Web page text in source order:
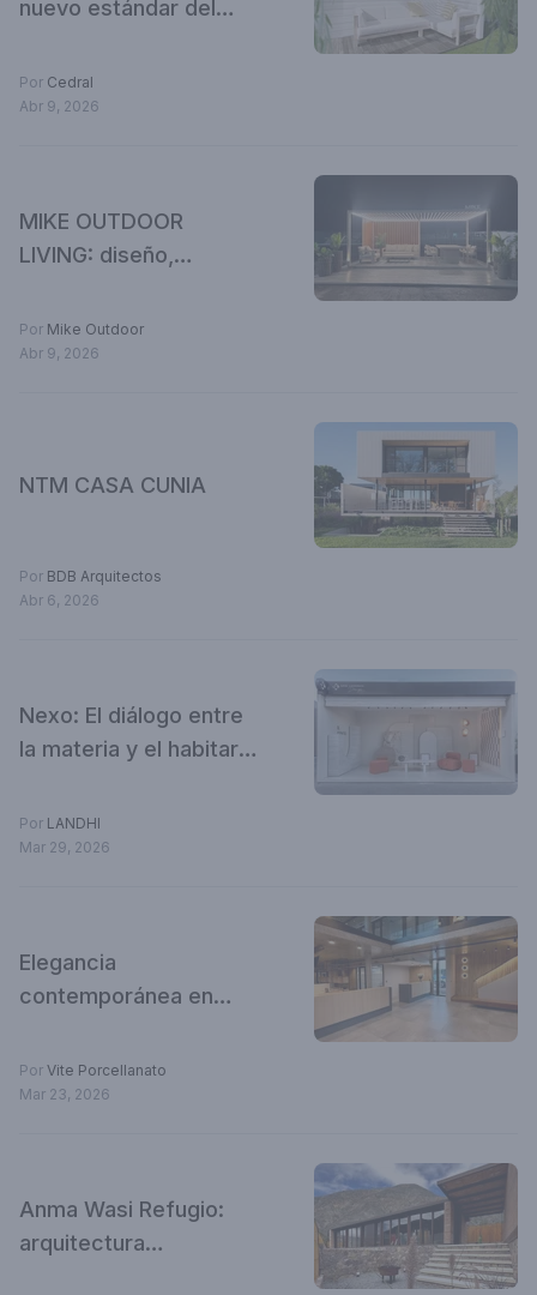
nuevo estándar del
Cedral
Por Cedral
Abr 9, 2026
MIKE OUTDOOR
LIVING: diseño,
en las grandes expos
del momento
Por Mike Outdoor
Abr 9, 2026
NTM CASA CUNIA
Por BDB Arquitectos
Abr 6, 2026
Nexo: El diálogo entre
la materia y el habitar
Por LANDHI
Mar 29, 2026
Elegancia
contemporánea en
Por Vite Porcellanato
Mar 23, 2026
Anma Wasi Refugio:
arquitectura